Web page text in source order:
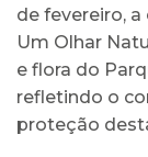
de fevereiro,
Um Olhar
e flora do
refletindo o
proteção